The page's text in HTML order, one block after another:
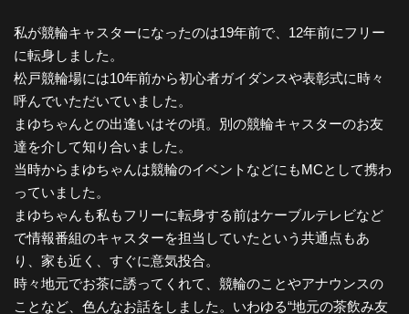
私が競輪キャスターになったのは19年前で、12年前にフリー
に転身しました。
松戸競輪場には10年前から初心者ガイダンスや表彰式に時々
呼んでいただいていました。
まゆちゃんとの出逢いはその頃。別の競輪キャスターのお友
達を介して知り合いました。
当時からまゆちゃんは競輪のイベントなどにもMCとして携わ
っていました。
まゆちゃんも私もフリーに転身する前はケーブルテレビなど
で情報番組のキャスターを担当していたという共通点もあ
り、家も近く、すぐに意気投合。
時々地元でお茶に誘ってくれて、競輪のことやアナウンスの
ことなど、色んなお話をしました。いわゆる“地元の茶飲み友